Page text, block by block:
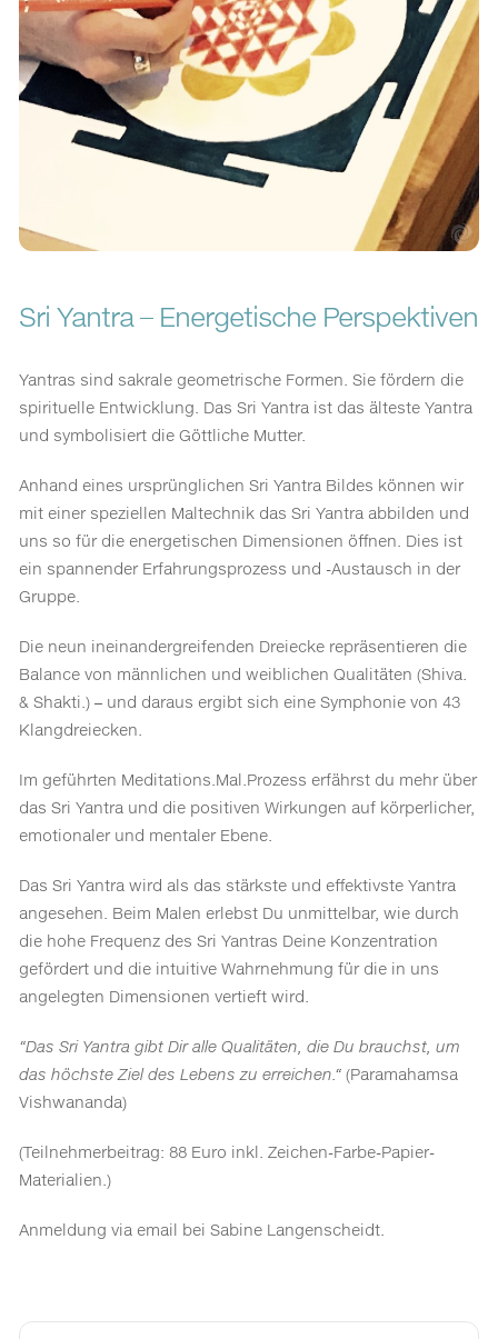
Sri Yantra – Energetische Perspektiven
Yantras sind sakrale geometrische Formen. Sie fördern die
spirituelle Entwicklung. Das Sri Yantra ist das älteste Yantra
und symbolisiert die Göttliche Mutter.
Anhand eines ursprünglichen Sri Yantra Bildes können wir
mit einer speziellen Maltechnik das Sri Yantra abbilden und
uns so für die energetischen Dimensionen öffnen. Dies ist
ein spannender Erfahrungsprozess und -Austausch in der
Gruppe.
Die neun ineinandergreifenden Dreiecke repräsentieren die
Balance von männlichen und weiblichen Qualitäten (Shiva.
& Shakti.) – und daraus ergibt sich eine Symphonie von 43
Klangdreiecken.
Im geführten Meditations.Mal.Prozess erfährst du mehr über
das Sri Yantra und die positiven Wirkungen auf körperlicher,
emotionaler und mentaler Ebene.
Das Sri Yantra wird als das stärkste und effektivste Yantra
angesehen. Beim Malen erlebst Du unmittelbar, wie durch
die hohe Frequenz des Sri Yantras Deine Konzentration
gefördert und die intuitive Wahrnehmung für die in uns
angelegten Dimensionen vertieft wird.
“Das Sri Yantra gibt Dir alle Qualitäten, die Du brauchst, um
das höchste Ziel des Lebens zu erreichen.“(Paramahamsa
Vishwananda)
(Teilnehmerbeitrag: 88 Euro inkl. Zeichen-Farbe-Papier-
Materialien.)
Anmeldung via email bei Sabine Langenscheidt.